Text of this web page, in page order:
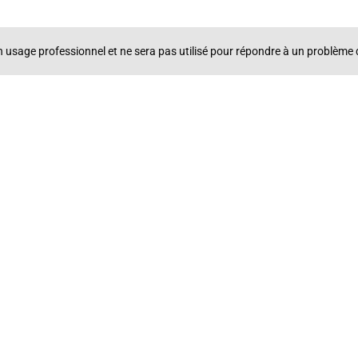
usage professionnel et ne sera pas utilisé pour répondre à un